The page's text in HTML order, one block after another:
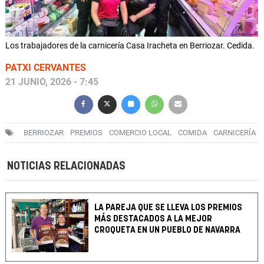
Los trabajadores de la carnicería Casa Iracheta en Berriozar. Cedida.
PATXI CERVANTES
21 JUNIO, 2026 - 7:45
BERRIOZAR PREMIOS COMERCIO LOCAL COMIDA CARNICERÍA
NOTICIAS RELACIONADAS
LA PAREJA QUE SE LLEVA LOS PREMIOS
MÁS DESTACADOS A LA MEJOR
CROQUETA EN UN PUEBLO DE NAVARRA